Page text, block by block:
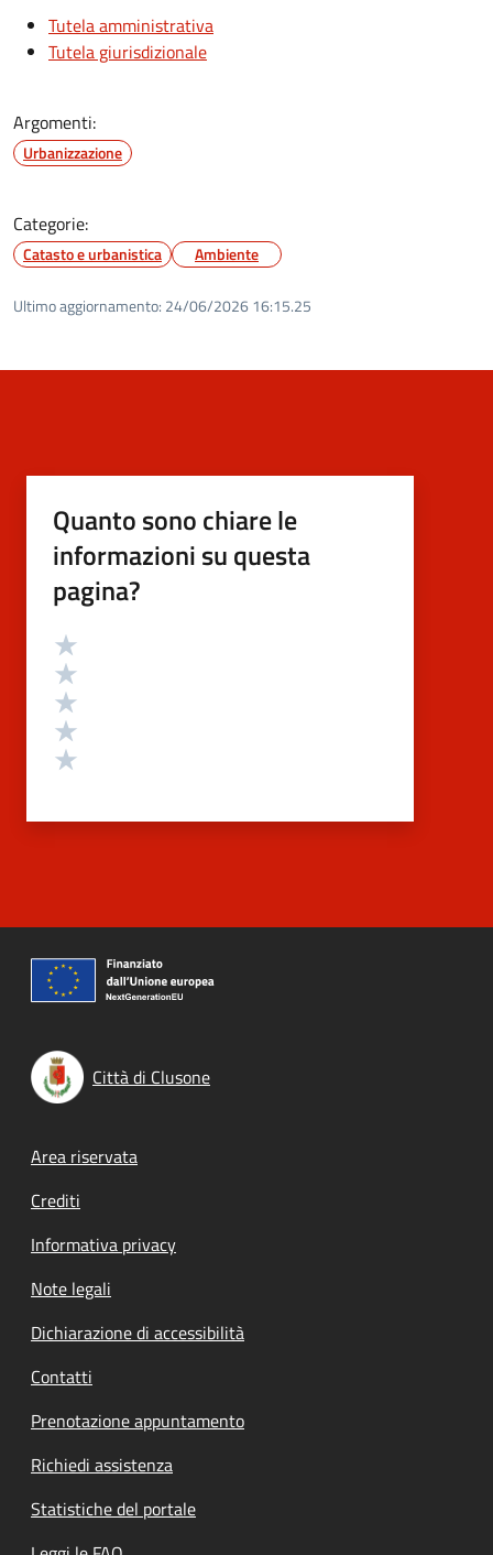
Tutela amministrativa
Tutela giurisdizionale
Argomenti:
Urbanizzazione
Categorie:
Catasto e urbanistica Ambiente
Ultimo aggiornamento: 24/06/2026 16:15.25
Quanto sono chiare le
informazioni su questa
pagina?
Valutazione
Città di Clusone
Footer menu
Area riservata
Crediti
Informativa privacy
Note legali
Dichiarazione di accessibilità
Contatti
Prenotazione appuntamento
Richiedi assistenza
Statistiche del portale